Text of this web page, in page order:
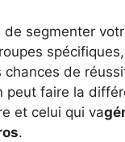
de segmenter
chances de
peut faire la
et celui qui va
.